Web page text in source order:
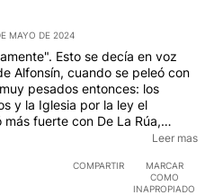
MAYO DE 2024
Esto se decía en voz
Alfonsín, cuando se peleó con
pesados entonces: los
y la Iglesia por la ley el
fuerte con De La Rúa,
Álvarez en un acto de
Algunos usaban esta
la señora necesitaba que
Leer mas
COMPARTIR
MARCAR
COMO
INAPROPIADO